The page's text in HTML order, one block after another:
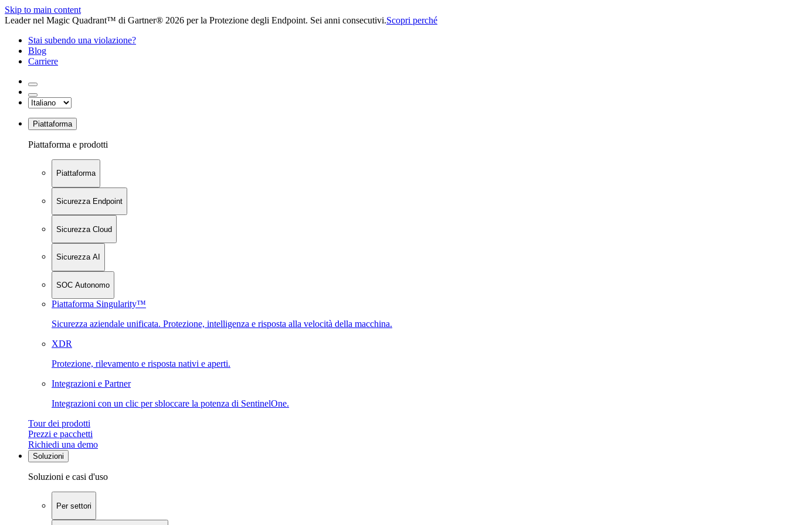
Skip to main content
Leader nel Magic Quadrant™ di Gartner® 2026 per la Protezione degli Endpoint. Sei anni consecutivi.Scopri perché
Stai subendo una violazione?
Blog
Carriere
Piattaforma
Piattaforma e prodotti
Piattaforma
Sicurezza Endpoint
Sicurezza Cloud
Sicurezza AI
SOC Autonomo
Piattaforma Singularity™
Sicurezza aziendale unificata. Protezione, intelligenza e risposta alla velocità della macchina.
XDR
Protezione, rilevamento e risposta nativi e aperti.
Integrazioni e Partner
Integrazioni con un clic per sbloccare la potenza di SentinelOne.
Tour dei prodotti
Prezzi e pacchetti
Richiedi una demo
Soluzioni
Soluzioni e casi d'uso
Per settori